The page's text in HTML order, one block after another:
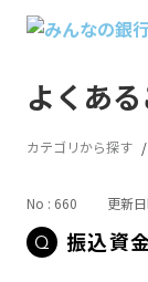
よくあ
カテゴリから探す
No : 660 更新
振込資